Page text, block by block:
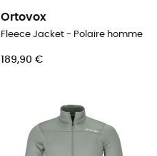
Ortovox
Fleece Jacket - Polaire homme
189,90 €